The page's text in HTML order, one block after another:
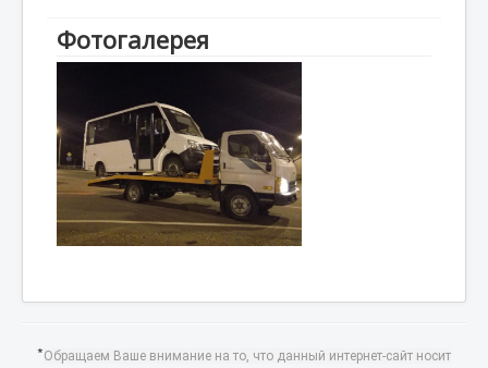
Фотогалерея
*Обращаем Ваше внимание на то, что данный интернет-сайт носит